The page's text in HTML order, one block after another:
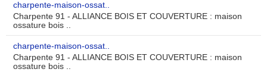
charpente-maison-ossat..
Charpente 91 - ALLIANCE BOIS ET COUVERTURE : maison
ossature bois ..
charpente-maison-ossat..
Charpente 91 - ALLIANCE BOIS ET COUVERTURE : maison
ossature bois ..